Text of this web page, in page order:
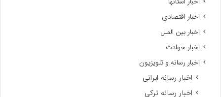
اخبار اقتصادی
اخبار بین الملل
اخبار حوادث
اخبار رسانه و تلویزیون
اخبار رسانه ایرانی
اخبار رسانه ترکی